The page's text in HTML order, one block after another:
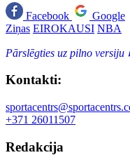
Facebook
Google
Ziņas EIROKAUSI NBA
Pārslēgties uz pilno versiju
Kontakti:
+371 26011507
Redakcija